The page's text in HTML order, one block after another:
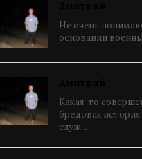
Не очень
основании
Какая-то
бредовая
служ...